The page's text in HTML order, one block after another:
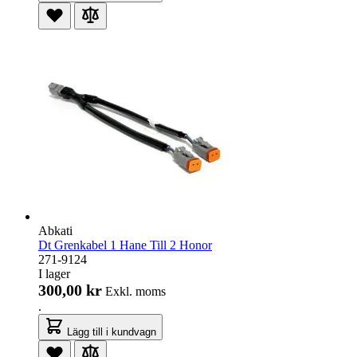
Abkati
Dt Grenkabel 1 Hane Till 2 Honor
271-9124
I lager
300,00 kr Exkl. moms
.
Lägg till i kundvagn